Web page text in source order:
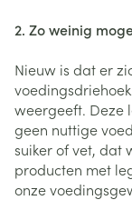
2. Zo weinig
Nieuw is dat er
weergeeft. Deze
geen nuttige
suiker of vet, dat
producten met
onze